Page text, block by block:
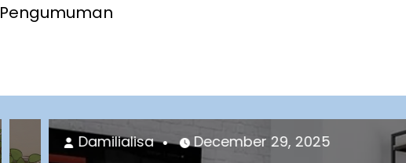
Pengumuman
Damilialisa December 29, 2025